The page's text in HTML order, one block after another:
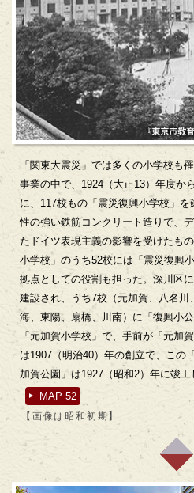
「関東大震災」では多くの小学校も
事業の中で、1924（大正13）年度か
に、117校もの「震災復興小学校」
性の強い鉄筋コンクリート造りで、
たドイツ表現主義の影響を受けたも
小学校」のうち52校には「震災復興
拠点としての役割も担った。深川区
建設され、うち7校（元加賀、八名
海、東陽、扇橋、川南）に「復興小
「元加賀小学校」で、手前が「元加
は1907（明治40）年の創立で、この
加賀公園」は1927（昭和2）年に竣工
MAP 52
【画像は昭和初期】